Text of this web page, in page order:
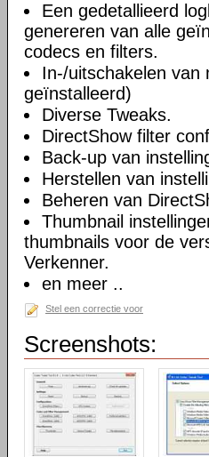
Een gedetallieerd
genereren van alle
codecs en filters.
In-/uitschakelen van
geïnstalleerd)
Diverse Tweaks.
DirectShow filter
Back-up van
Herstellen van
Beheren van
Thumbnail
thumbnails voor de
Verkenner.
en meer ..
Stel een correctie voor
Screenshots: